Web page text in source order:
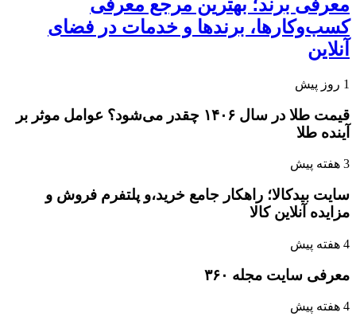
معرفی برند؛ بهترین مرجع معرفی
کسب‌وکارها، برندها و خدمات در فضای
آنلاین
1 روز پیش
قیمت طلا در سال ۱۴۰۶ چقدر می‌شود؟ عوامل موثر بر
آینده طلا
3 هفته پیش
سایت بیدکالا؛ راهکار جامع خرید،و پلتفرم فروش و
مزایده آنلاین کالا
4 هفته پیش
معرفی سایت مجله ۳۶۰
4 هفته پیش